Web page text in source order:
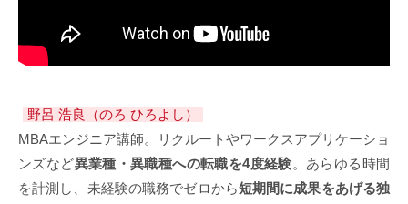
野呂 浩良（のろ ひろよし）
MBAエンジニア講師。リクルートやワークスアプリケーショ
ンズなど異業種・異職種への転職を4度経験。あらゆる時間
を計測し、未経験の職務でゼロから短期間に成果をあげる独